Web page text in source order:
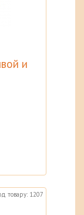
и
товару: 1207